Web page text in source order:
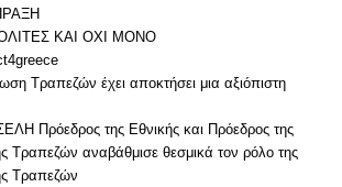
ΚΑΙ ΟΧΙ ΜΟΝΟ
Τραπεζών έχει αποκτήσει μια αξιόπιστη
Πρόεδρος της Εθνικής και Πρόεδρος της
Τραπεζών αναβάθμισε θεσμικά τον ρόλο της
Τραπεζών